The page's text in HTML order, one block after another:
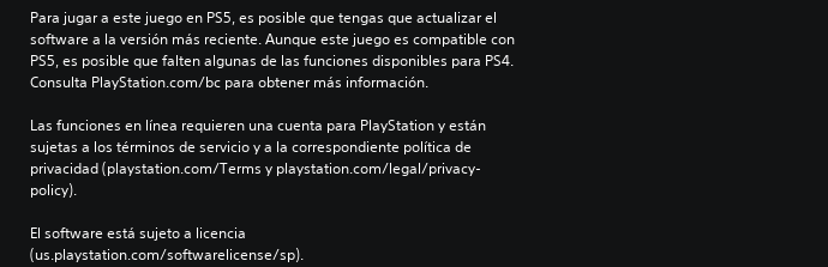
Para jugar a este juego en PS5, es posible que tengas que actualizar el
software a la versión más reciente. Aunque este juego es compatible con
PS5, es posible que falten algunas de las funciones disponibles para PS4.
Consulta PlayStation.com/bc para obtener más información.
Las funciones en línea requieren una cuenta para PlayStation y están
sujetas a los términos de servicio y a la correspondiente política de
privacidad (playstation.com/Terms y playstation.com/legal/privacy-
policy).
El software está sujeto a licencia
(us.playstation.com/softwarelicense/sp).